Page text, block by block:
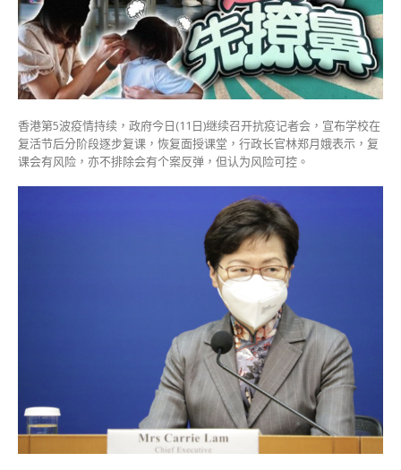
分
阶
段
复
课
教
员
和
学
生
香港第5波疫情持续，政府今日(11日)继续召开抗疫记者会，宣布学校在
复活节后分阶段逐步复课，恢复面授课堂，行政长官林郑月娥表示，复
课会有风险，亦不排除会有个案反弹，但认为风险可控。